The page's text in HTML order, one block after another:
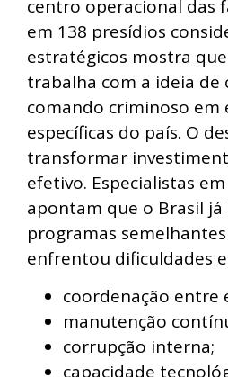
centro operacional das
em 138 presídios
estratégicos mostra
trabalha com a ideia de
comando criminoso em
específicas do país. O
transformar
efetivo. Especialistas
apontam que o Brasil já
programas
enfrentou dificuldades
coordenação entre
manutenção
corrupção interna;
capacidade